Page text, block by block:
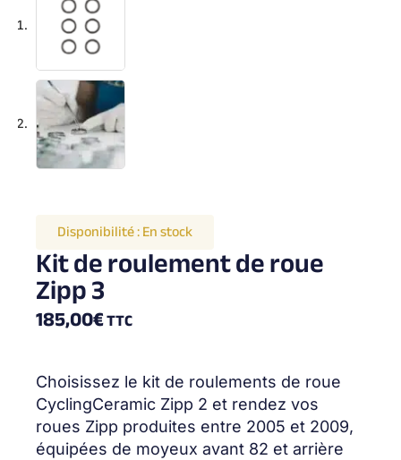
Disponibilité :En stock
Kit de roulement de roue
Zipp 3
185,00€TTC
Choisissez le kit de roulements de roue
CyclingCeramic Zipp 2 et rendez vos
roues Zipp produites entre 2005 et 2009,
équipées de moyeux avant 82 et arrière